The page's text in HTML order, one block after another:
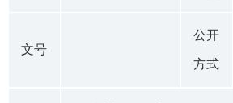
文号
公开
方式